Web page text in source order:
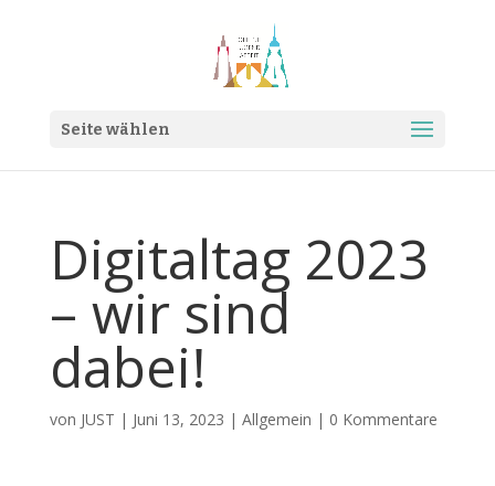
Seite wählen
Digitaltag 2023
– wir sind
dabei!
von JUST | Juni 13, 2023 | Allgemein | 0 Kommentare